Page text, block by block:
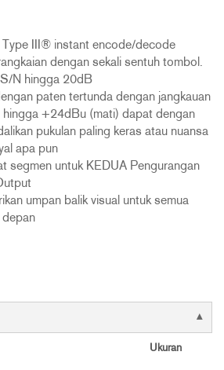
Type III® instant encode/decode
dengan sekali sentuh tombol.
N hingga 20dB
paten tertunda dengan jangkauan
+24dBu (mati) dapat dengan
pukulan paling keras atau nuansa
apa pun
segmen untuk KEDUA Pengurangan
umpan balik visual untuk semua
depan
Ukuran